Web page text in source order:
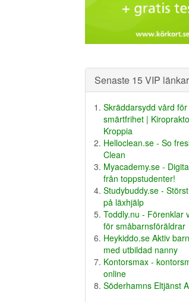
Senaste 15 VIP
Skräddarsydd vård
smärtfrihet |
Kroppia
Helloclean.se - So
Clean
Myacademy.se -
från toppstudenter!
Studybuddy.se -
på läxhjälp
Toddly.nu - Förenklar
för småbarnsföräldrar
Heykiddo.se Aktiv
med utbildad nanny
Kontorsmax -
online
Söderhamns Eltjänst